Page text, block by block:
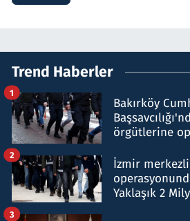
Trend Haberler
Bakırköy
örgütlerine
1
İzmir merkezli
Yaklaşık 2
2
3